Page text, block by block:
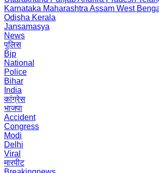
Karnataka Maharashtra Assam West
Odisha Kerala
Jansamasya
News
पुलिस
Bjp
National
Police
Bihar
India
कांग्रेस
भाजपा
Accident
Congress
Modi
Delhi
Viral
मारपीट